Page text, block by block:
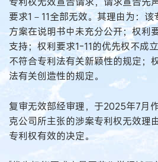
要求1－11全部无效。其理由为：
方案在说明书中未充分公开；权利
支持；权利要求1-11的优先权不成
不符合专利法有关新颖性的规定；
法有关创造性的规定。
复审无效部经审理，于2025年7月
克公司所主张的涉案专利权无效理
专利权有效的决定。